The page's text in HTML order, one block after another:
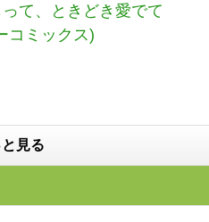
て、ときどき愛でて
コミックス)
と見る